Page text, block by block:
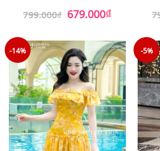
799.000₫ Giá
gốc
679.000₫Giá
hiện
679.000₫.
-14% -5%